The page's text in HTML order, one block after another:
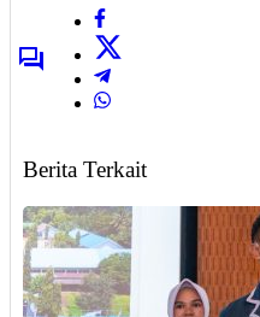
Berita Terkait